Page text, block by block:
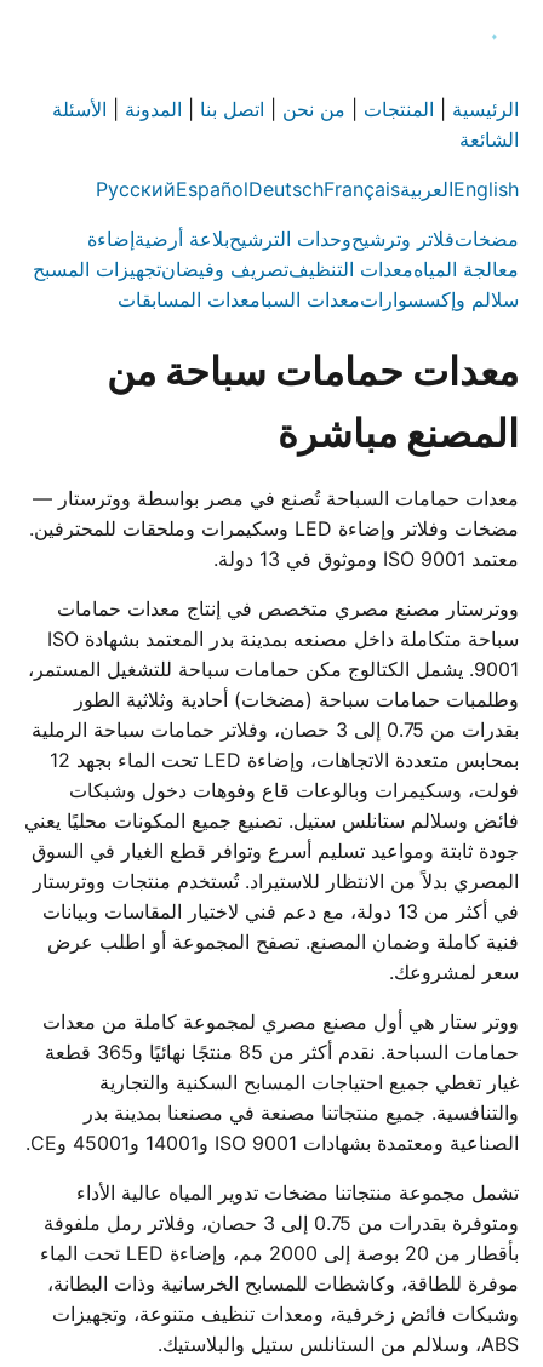
الرئيسية المنتجات من نحن اتصل بنا المدونة
الأسئلة
الشائعة
EnglishالعربيةFrançais
Deutsch
Español
Русский
مضخاتفلاتر وترشيحوحدات الترشيحبلاعة أرضيةإضاءة
معالجة المياهمعدات التنظيفتصريف وفيضانتجهيزات المسبح
سلالم وإكسسواراتمعدات السبامعدات المسابقات
معدات حمامات سباحة من
المصنع مباشرة
معدات حمامات السباحة تُصنع في مصر بواسطة ووترستار —
مضخات وفلاتر وإضاءة LED وسكيمرات وملحقات للمحترفين.
معتمد ISO 9001 وموثوق في 13 دولة.
ووترستار مصنع مصري متخصص في إنتاج معدات حمامات
سباحة متكاملة داخل مصنعه بمدينة بدر المعتمد بشهادة ISO
9001. يشمل الكتالوج مكن حمامات سباحة للتشغيل المستمر،
وطلمبات حمامات سباحة (مضخات) أحادية وثلاثية الطور
بقدرات من 0.75 إلى 3 حصان، وفلاتر حمامات سباحة الرملية
بمحابس متعددة الاتجاهات، وإضاءة LED تحت الماء بجهد 12
فولت، وسكيمرات وبالوعات قاع وفوهات دخول وشبكات
فائض وسلالم ستانلس ستيل. تصنيع جميع المكونات محليًا يعني
جودة ثابتة ومواعيد تسليم أسرع وتوافر قطع الغيار في السوق
المصري بدلاً من الانتظار للاستيراد. تُستخدم منتجات ووترستار
في أكثر من 13 دولة، مع دعم فني لاختيار المقاسات وبيانات
فنية كاملة وضمان المصنع. تصفح المجموعة أو اطلب عرض
سعر لمشروعك.
ووتر ستار هي أول مصنع مصري لمجموعة كاملة من معدات
حمامات السباحة. نقدم أكثر من 85 منتجًا نهائيًا و365 قطعة
غيار تغطي جميع احتياجات المسابح السكنية والتجارية
والتنافسية. جميع منتجاتنا مصنعة في مصنعنا بمدينة بدر
الصناعية ومعتمدة بشهادات ISO 9001 و14001 و45001 وCE.
تشمل مجموعة منتجاتنا مضخات تدوير المياه عالية الأداء
ومتوفرة بقدرات من 0.75 إلى 3 حصان، وفلاتر رمل ملفوفة
بأقطار من 20 بوصة إلى 2000 مم، وإضاءة LED تحت الماء
موفرة للطاقة، وكاشطات للمسابح الخرسانية وذات البطانة،
وشبكات فائض زخرفية، ومعدات تنظيف متنوعة، وتجهيزات
ABS، وسلالم من الستانلس ستيل والبلاستيك.